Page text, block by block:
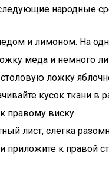
народные
и лимоном. На
меда и немного
ложку
кусок ткани в
правому виску.
лист, слегка
приложите к правой